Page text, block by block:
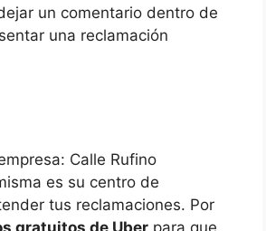
un comentario dentro de
una reclamación
Calle Rufino
es su centro de
tus reclamaciones. Por